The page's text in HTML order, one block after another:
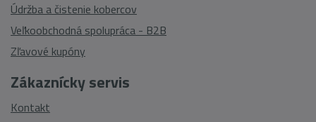
Zákaznícky servis
Kontakt
Údržba a čistenie kobercov
Veľkoobchodná spolupráca - B2B
Zľavové kupóny